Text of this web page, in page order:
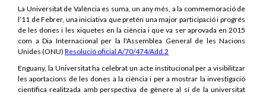
La Universitat de València es suma, un any més, a la commemoració de
l’11 de Febrer, una iniciativa que pretén una major participació i progrés
de les dones i les xiquetes en la ciència i que va ser aprovada en 2015
com a Dia Internacional per la l'Assemblea General de les Nacions
Unides (ONU) Resolució oficial A/70/474/Add.2
Enguany, la Universitat ha celebrat un acte institucional per a visibilitzar
les aportacions de les dones a la ciència i per a mostrar la investigació
científica realitzada amb perspectiva de gènere al sí de la universitat